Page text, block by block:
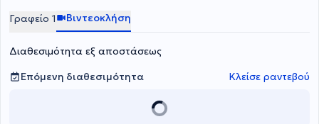
Γραφείο 1 Βιντεοκλήση
Διαθεσιμότητα εξ αποστάσεως
Επόμενη διαθεσιμότητα
Κλείσε ραντεβού